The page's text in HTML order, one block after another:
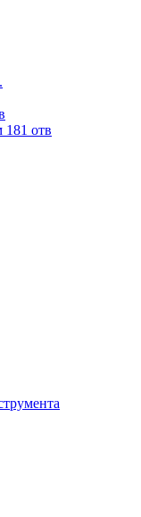
181 отв